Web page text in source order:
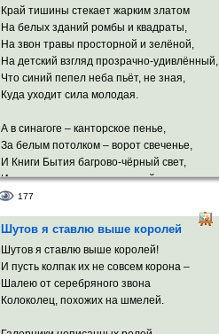
Порывисто и по-девичьи мило
Ты иногда сбивалась и фолила,
А твой изящной формы силуэт
Напоминал мне негой – Нефертити.
Увитый Серенадой* твой портрет.
* серенада Шуберта
Край тишины стекает жарким златом
На белых зданий ромбы и квадраты,
На звон травы просторной и зелёной,
На детский взгляд прозрачно-удивлённый,
Что синий пепел неба пьёт, не зная,
Куда уходит сила молодая.
А в синагоге – канторское пенье,
За белым потолком – ворот свеченье,
И Книги Бытия багрово-чёрный свет,
И шелестение прожитых дней и лет.
А сердце молниями жжёт мечта святая –
То в занебесье ангельская стая
Руками огненными в складки тишины
Шипы вонзает человеческой вины.
177
Шутов я ставлю выше королей
Шутов я ставлю выше королей!
И пусть колпак их не совсем корона –
Шалею от серебряного звона
Колоколец, похожих на шмелей.